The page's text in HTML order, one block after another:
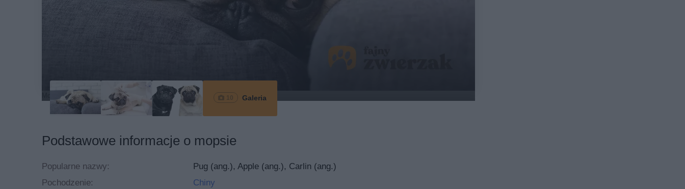
Mops leżący na kanapie 10 Galeria
Podstawowe informacje o mopsie
Popularne nazwy:
Pug (ang.), Apple (ang.), Carlin (ang.)
Pochodzenie:
Chiny